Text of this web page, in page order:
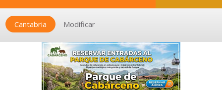
Cantabria Modificar